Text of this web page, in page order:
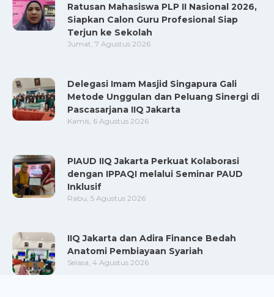
Ratusan Mahasiswa PLP II Nasional 2026,
Siapkan Calon Guru Profesional Siap
Terjun ke Sekolah
Jumat, 7 Agustus 2026
Delegasi Imam Masjid Singapura Gali
Metode Unggulan dan Peluang Sinergi di
Pascasarjana IIQ Jakarta
Kamis, 6 Agustus 2026
PIAUD IIQ Jakarta Perkuat Kolaborasi
dengan IPPAQI melalui Seminar PAUD
Inklusif
Rabu, 5 Agustus 2026
IIQ Jakarta dan Adira Finance Bedah
Anatomi Pembiayaan Syariah
Selasa, 4 Agustus 2026